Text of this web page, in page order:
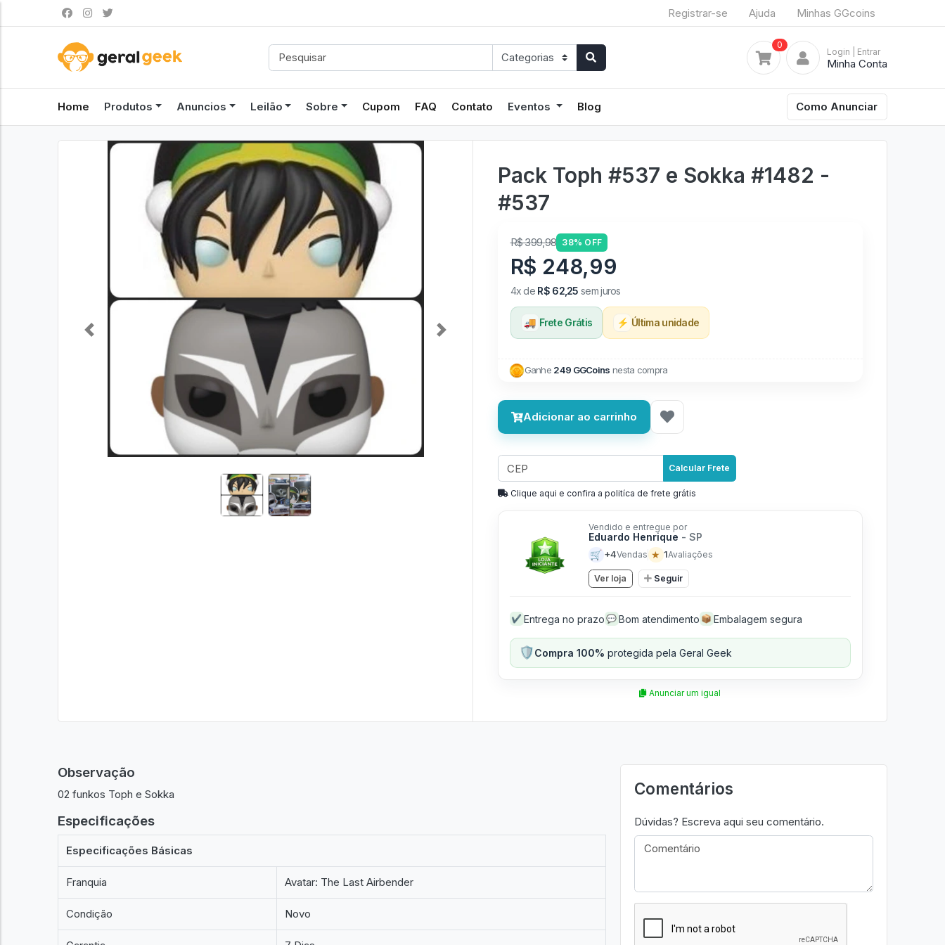
Registrar-se Ajuda Minhas GGcoins
0
Login | Entrar
Minha Conta
Home Produtos Anuncios Leilão Sobre Cupom FAQ Contato Eventos Blog Como Anunciar
Previous Next
Pack Toph #537 e Sokka #1482 -
#537
R$ 399,98 38% OFF
R$ 248,99
4x de R$ 62,25 sem juros
🚚 Frete Grátis ⚡ Última unidade
Ganhe 249 GGCoins nesta compra
Adicionar ao carrinho
Calcular Frete
Clique aqui e confira a politíca de frete grátis
Vendido e entregue por
Eduardo Henrique - SP
🛒 +4Vendas ★ 1Avaliações
Ver loja Seguir
✔ Entrega no prazo 💬 Bom atendimento 📦 Embalagem segura
🛡️Compra 100% protegida pela Geral Geek
Anunciar um igual
Observação
02 funkos Toph e Sokka
Especificações
Especificações Básicas
Franquia Avatar: The Last Airbender
Condição Novo
Comentários
Dúvidas? Escreva aqui seu comentário.